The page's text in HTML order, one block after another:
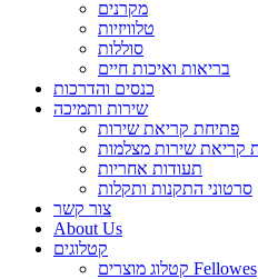
מקרנים
טלוויזיות
סוללות
בריאות ואיכות חיים
כנסים והדרכות
שירות ותמיכה
פתיחת קריאת שירות
תעודות אחריות
סרטוני התקנות ותקלות
צור קשר
About Us
קטלוגים
קטלוג מוצרים Fellowes